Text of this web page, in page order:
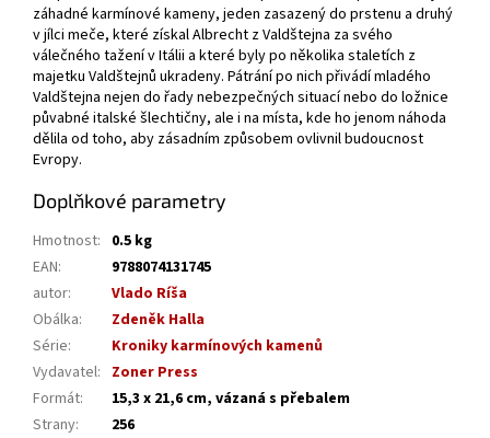
záhadné karmínové kameny, jeden zasazený do prstenu a druhý
v jílci meče, které získal Albrecht z Valdštejna za svého
válečného tažení v Itálii a které byly po několika staletích z
majetku Valdštejnů ukradeny. Pátrání po nich přivádí mladého
Valdštejna nejen do řady nebezpečných situací nebo do ložnice
půvabné italské šlechtičny, ale i na místa, kde ho jenom náhoda
dělila od toho, aby zásadním způsobem ovlivnil budoucnost
Evropy.
Doplňkové parametry
Hmotnost: 0.5 kg
EAN:
9788074131745
autor:
Vlado Ríša
Obálka:
Zdeněk Halla
Série:
Kroniky karmínových kamenů
Vydavatel: Zoner Press
Formát:
15,3 x 21,6 cm, vázaná s přebalem
Strany:
256